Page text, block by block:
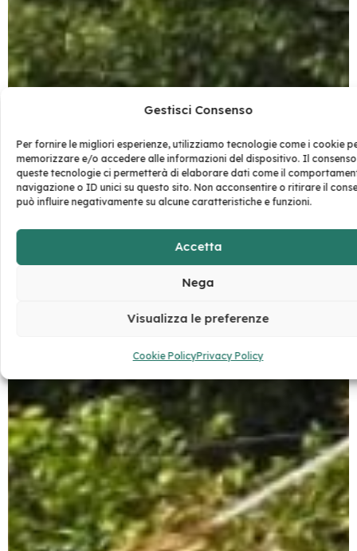
Gestisci Consenso
Per fornire le migliori esperienze, utilizziamo tecnologie come i cookie
memorizzare e/o accedere alle informazioni del dispositivo. Il
queste tecnologie ci permetterà di elaborare dati come il
navigazione o ID unici su questo sito. Non acconsentire o ritirare il
può influire negativamente su alcune caratteristiche e funzioni.
Accetta
Nega
Visualizza le preferenze
Cookie PolicyPrivacy Policy